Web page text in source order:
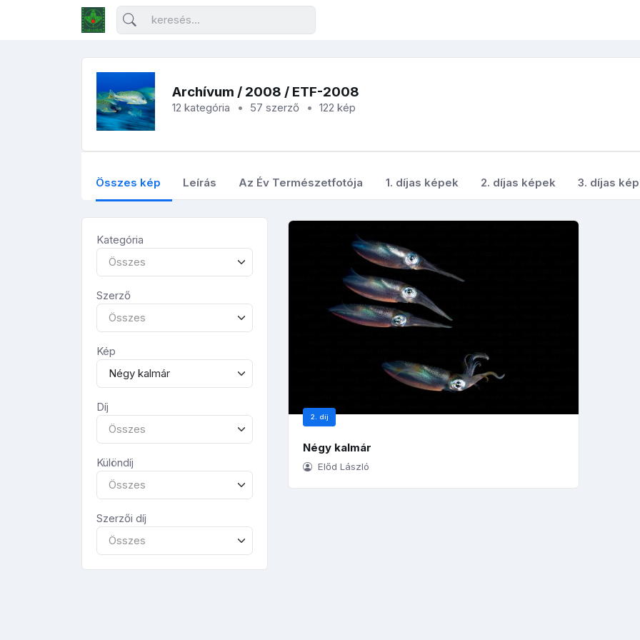
Archívum / 2008 / ETF-2008
12 kategória 57 szerző 122 kép
Összes kép Leírás Az Év Természetfotója 1. díjas képek 2. díjas képek 3. díjas
Kategória
Összes
Szerző
Összes
Kép
Négy kalmár
Díj
Összes
Különdíj
Összes
Szerzői díj
Összes
2. díj
Négy kalmár
Előd László